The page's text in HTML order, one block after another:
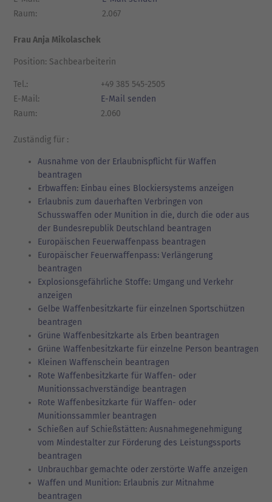
Raum:
2.067
Frau Anja Mikolaschek
Position: Sachbearbeiterin
Tel.:
+49 385 545-2505
E-Mail:
E-Mail senden
Raum:
2.060
Zuständig für :
Ausnahme von der Erlaubnispflicht für Waffen
beantragen
Erbwaffen: Einbau eines Blockiersystems anzeigen
Erlaubnis zum dauerhaften Verbringen von
Schusswaffen oder Munition in die, durch die oder aus
der Bundesrepublik Deutschland beantragen
Europäischen Feuerwaffenpass beantragen
Europäischer Feuerwaffenpass: Verlängerung
beantragen
Explosionsgefährliche Stoffe: Umgang und Verkehr
anzeigen
Gelbe Waffenbesitzkarte für einzelnen Sportschützen
beantragen
Grüne Waffenbesitzkarte als Erben beantragen
Grüne Waffenbesitzkarte für einzelne Person beantragen
Kleinen Waffenschein beantragen
Rote Waffenbesitzkarte für Waffen- oder
Munitionssachverständige beantragen
Rote Waffenbesitzkarte für Waffen- oder
Munitionssammler beantragen
Schießen auf Schießstätten: Ausnahmegenehmigung
vom Mindestalter zur Förderung des Leistungssports
beantragen
Unbrauchbar gemachte oder zerstörte Waffe anzeigen
Waffen und Munition: Erlaubnis zur Mitnahme
beantragen